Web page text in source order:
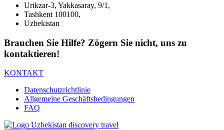
Urikzar-3, Yakkasaray, 9/1,
Tashkent 100100,
Uzbekistan
Brauchen Sie Hilfe? Zögern Sie nicht, uns zu
kontaktieren!
KONTAKT
Datenschutzrichtlinie
Allgemeine Geschäftsbedingungen
FAQ